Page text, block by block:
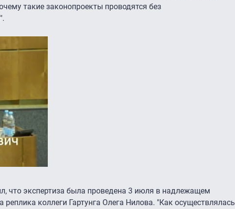
такие законопроекты проводятся без
что экспертиза была проведена 3 июля в надлежащем
коллеги Гартунга Олега Нилова. "Как осуществлялась